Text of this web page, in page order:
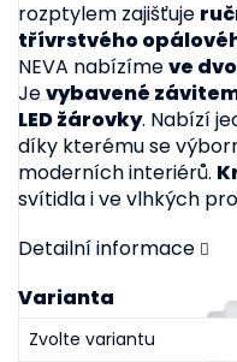
Varianta
rozptylem zajišťuje
třívrstvého
NEVA nabízímeve
Jevybavené
LED žárovky. Nabízí
díky kterému se
moderních interiérů.
svítidla i ve vlhkých
Detailní informace